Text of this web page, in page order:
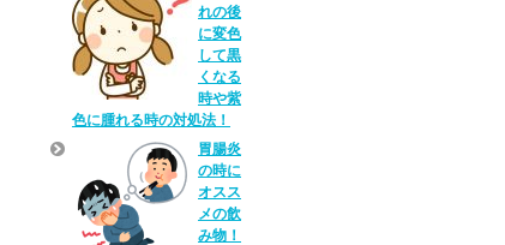
れの後
に変色
して黒
くなる
時や紫
色に腫れる時の対処法！
胃腸炎
の時に
オスス
メの飲
み物！